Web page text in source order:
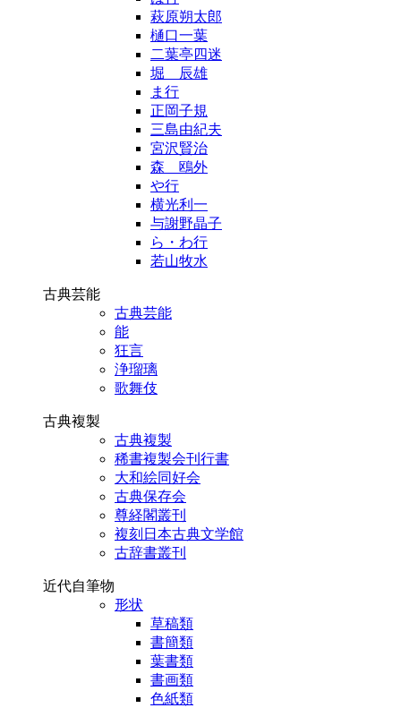
萩原朔太郎
樋口一葉
二葉亭四迷
堀 辰雄
ま行
正岡子規
三島由紀夫
宮沢賢治
森 鴎外
や行
横光利一
与謝野晶子
ら・わ行
若山牧水
古典芸能
古典芸能
能
狂言
浄瑠璃
歌舞伎
古典複製
古典複製
稀書複製会刊行書
大和絵同好会
古典保存会
尊経閣叢刊
複刻日本古典文学館
古辞書叢刊
近代自筆物
形状
草稿類
書簡類
葉書類
書画類
色紙類